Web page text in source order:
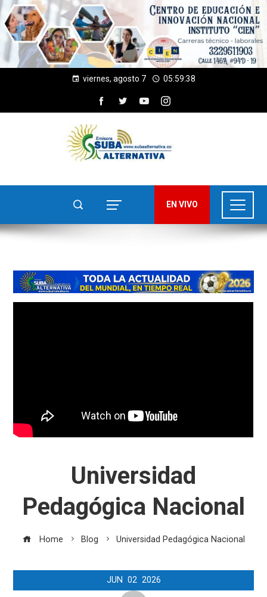
viernes, agosto 7 05:59:38
EN VIVO
Universidad
Pedagógica Nacional
Home Blog Universidad Pedagógica Nacional
JUN 02 2026